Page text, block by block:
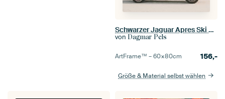
Schwarzer Jaguar Apres Ski Oldtimer Winter Classic Auto
von Dagmar Pels
ArtFrame™ –60×80cm 156,-
Größe & Material selbst wählen